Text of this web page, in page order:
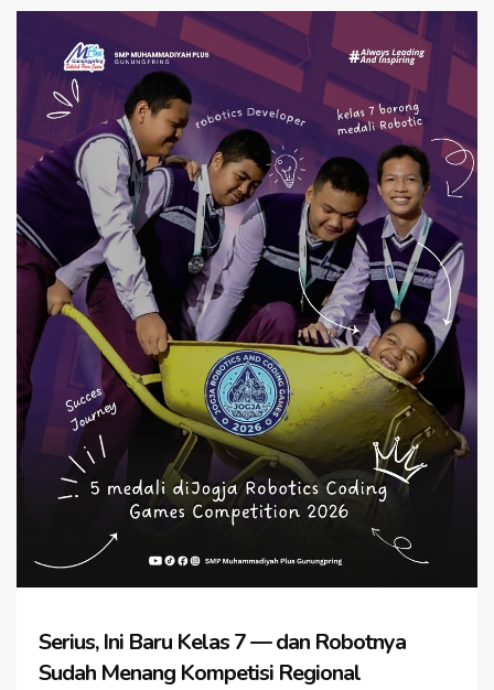
Serius, Ini Baru Kelas 7 — dan Robotnya
Sudah Menang Kompetisi Regional